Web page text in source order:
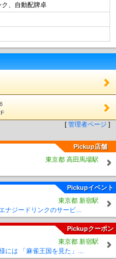
ク、自動配牌卓
[ 管理者ページ ]
Pickup店舗
東京都 高田馬場駅
Pickupイベント
東京都 新宿駅
Pickupクーポン
東京都 新宿駅